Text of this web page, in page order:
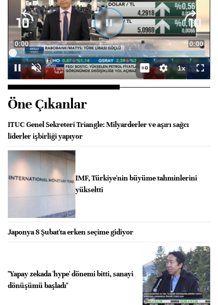
DuraklatSesi
Aç
Süre
0:00 Toplam
Süre
0:00
Yüklendi:
0%
1xOynatma
Hızı
Tam
Ekran
Öne Çıkanlar
ITUC Genel Sekreteri Triangle: Milyarderler ve aşırı sağcı
liderler işbirliği yapıyor
IMF, Türkiye'nin büyüme tahminlerini
yükseltti
Japonya 8 Şubat'ta erken seçime gidiyor
"Yapay zekada 'hype' dönemi bitti, sanayi
dönüşümü başladı"